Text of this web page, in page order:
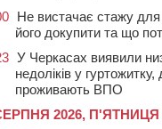
Не вистачає стажу для
його докупити та що
У Черкасах виявили
недоліків у гуртожитку,
проживають ВПО
2026, П'ЯТНИЦЯ